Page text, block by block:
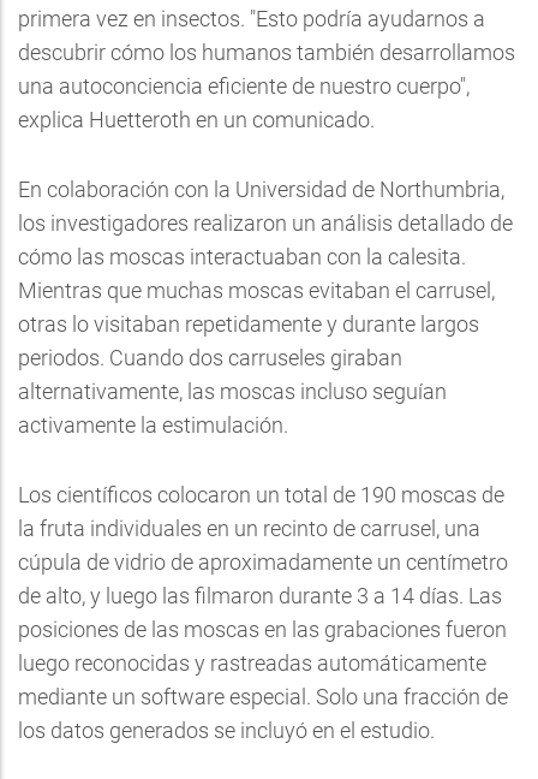
primera vez en insectos. "Esto podría ayudarnos a
descubrir cómo los humanos también desarrollamos
una autoconciencia eficiente de nuestro cuerpo",
explica Huetteroth en un comunicado.
En colaboración con la Universidad de Northumbria,
los investigadores realizaron un análisis detallado de
cómo las moscas interactuaban con la calesita.
Mientras que muchas moscas evitaban el carrusel,
otras lo visitaban repetidamente y durante largos
periodos. Cuando dos carruseles giraban
alternativamente, las moscas incluso seguían
activamente la estimulación.
Los científicos colocaron un total de 190 moscas de
la fruta individuales en un recinto de carrusel, una
cúpula de vidrio de aproximadamente un centímetro
de alto, y luego las filmaron durante 3 a 14 días. Las
posiciones de las moscas en las grabaciones fueron
luego reconocidas y rastreadas automáticamente
mediante un software especial. Solo una fracción de
los datos generados se incluyó en el estudio.